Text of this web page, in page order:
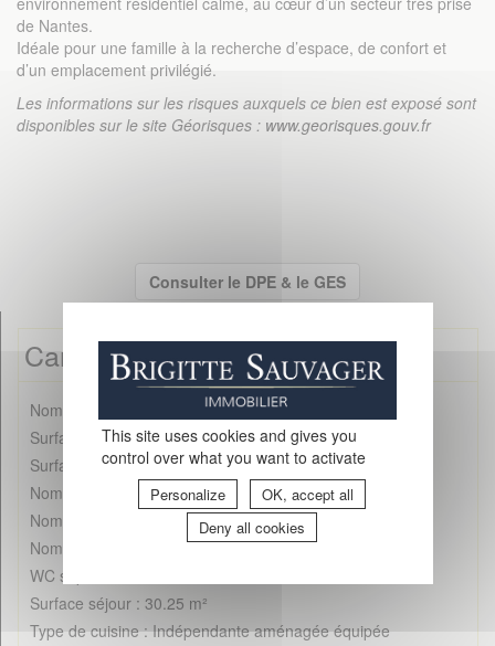
de Nantes.
Idéale pour une famille à la recherche d’espace, de confort et
d’un emplacement privilégié.
Les informations sur les risques auxquels ce bien est exposé sont
disponibles sur le site Géorisques : www.georisques.gouv.fr
Consulter le DPE & le GES
Caractéristiques détaillées
Nombre de pièces : 6
Surface au sol : 160 m²
Surface Carrez : 142.92 m²
Nombre de chambres : 3
Nombre de salles de bains : 1
Nombre de salle d'eau : 1
WC séparé : 2
Surface séjour : 30.25 m²
Type de cuisine : Indépendante aménagée équipée
This site uses cookies and gives you
control over what you want to activate
Personalize
OK, accept all
Deny all cookies